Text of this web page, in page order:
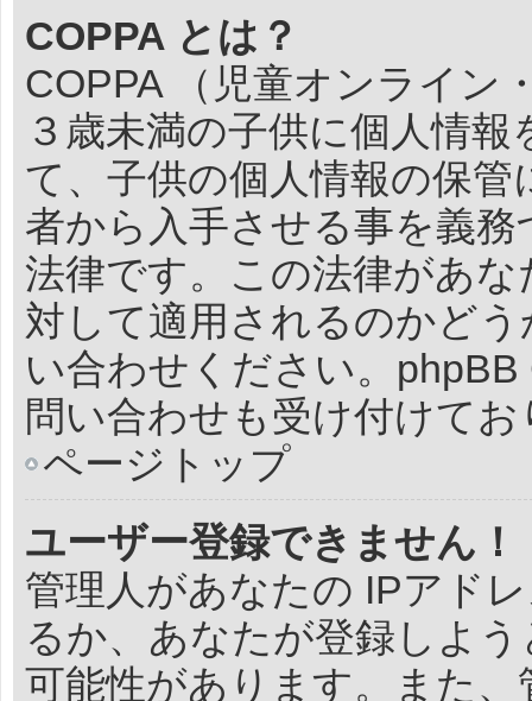
COPPA とは？
COPPA （児童オンライン
３歳未満の子供に個人情
て、子供の個人情報の保
者から入手させる事を義
法律です。この法律があ
対して適用されるのかど
い合わせください。
問い合わせも受け付けて
ページトップ
ユーザー登録できません！
管理人があなたの IPアド
るか、あなたが登録しよ
可能性があります。また